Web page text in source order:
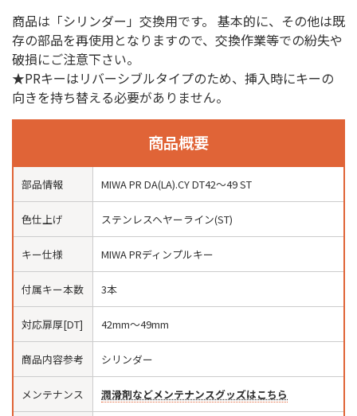
商品は「シリンダー」交換用です。 基本的に、その他は既
存の部品を再使用となりますので、交換作業等での紛失や
破損にご注意下さい。
★PRキーはリバーシブルタイプのため、挿入時にキーの
向きを持ち替える必要がありません。
商品概要
部品情報 MIWA PR DA(LA).CY DT42〜49 ST
色仕上げ ステンレスヘヤーライン(ST)
キー仕様 MIWA PRディンプルキー
付属キー本数 3本
対応扉厚[DT] 42mm〜49mm
商品内容参考 シリンダー
メンテナンス 潤滑剤などメンテナンスグッズはこちら